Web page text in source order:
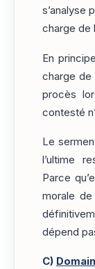
s’analyse
charge de
En
charge de
procès
contesté
Le
l’ultime
Parce
morale
dépend
C)